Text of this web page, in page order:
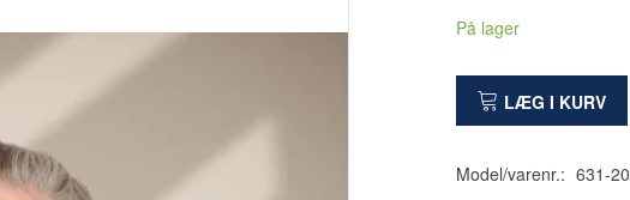
På lager
LÆG I KURV
Model/varenr.: 631-20